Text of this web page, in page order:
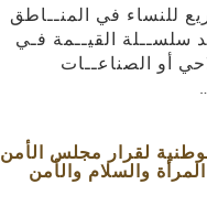
للنساء في المنــاطق
سلســلة القيــمة فـي
أو الصناعــات
لقرار مجلس الأمن